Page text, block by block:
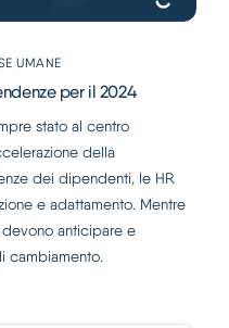
UMANE
per il 2024
stato al centro
della
dei dipendenti, le HR
e adattamento. Mentre
anticipare e
cambiamento.